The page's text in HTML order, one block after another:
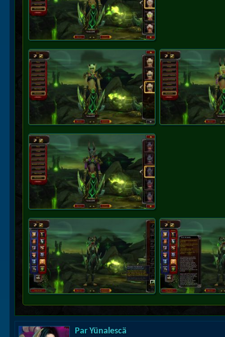
Par Yünalescä